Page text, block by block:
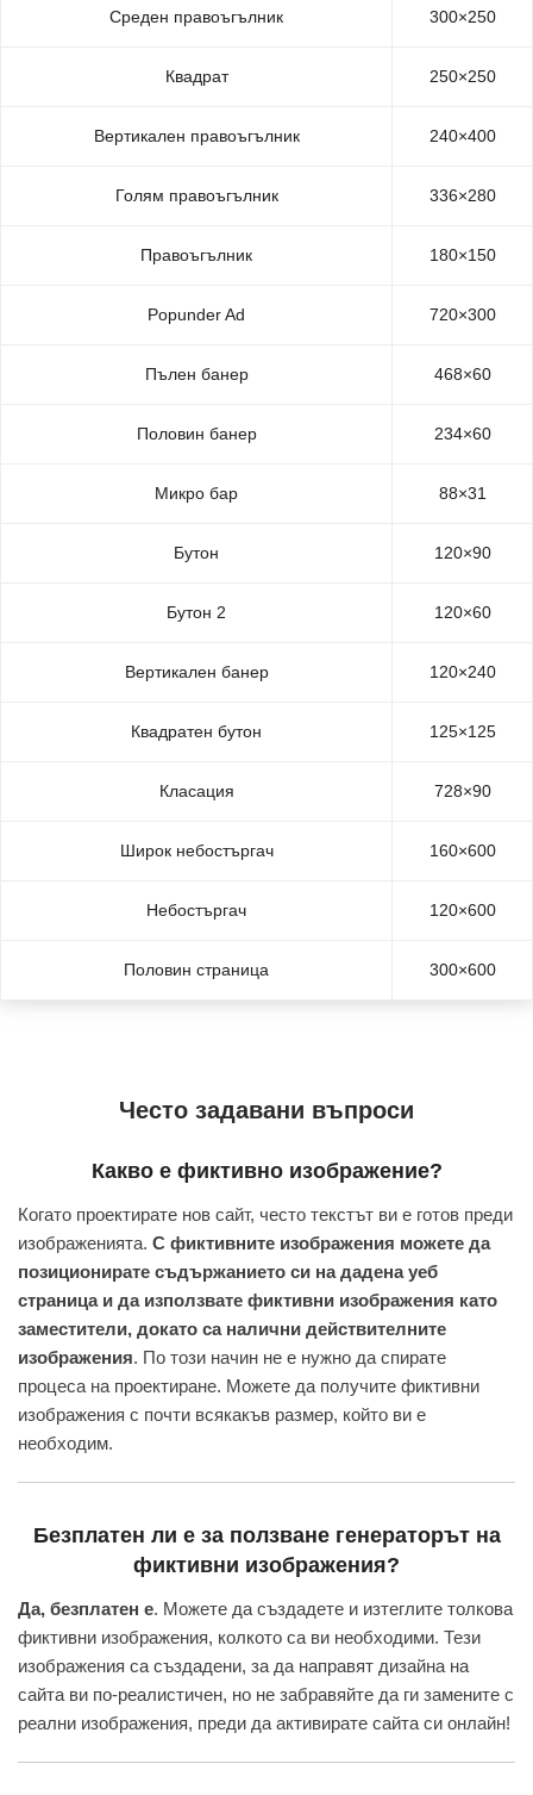
Среден правоъгълник 300×250
Квадрат 250×250
Вертикален правоъгълник 240×400
Голям правоъгълник 336×280
Правоъгълник 180×150
Popunder Ad 720×300
Пълен банер 468×60
Половин банер 234×60
Микро бар 88×31
Бутон 120×90
Бутон 2 120×60
Вертикален банер 120×240
Квадратен бутон 125×125
Класация 728×90
Широк небостъргач 160×600
Небостъргач 120×600
Половин страница 300×600
Често задавани въпроси
Какво е фиктивно изображение?
Когато проектирате нов сайт, често текстът ви е готов преди
изображенията. С фиктивните изображения можете да
позиционирате съдържанието си на дадена уеб
страница и да използвате фиктивни изображения като
заместители, докато са налични действителните
изображения. По този начин не е нужно да спирате
процеса на проектиране. Можете да получите фиктивни
изображения с почти всякакъв размер, който ви е
необходим.
Безплатен ли е за ползване генераторът на
фиктивни изображения?
Да, безплатен е. Можете да създадете и изтеглите толкова
фиктивни изображения, колкото са ви необходими. Тези
изображения са създадени, за да направят дизайна на
сайта ви по-реалистичен, но не забравяйте да ги замените с
реални изображения, преди да активирате сайта си онлайн!